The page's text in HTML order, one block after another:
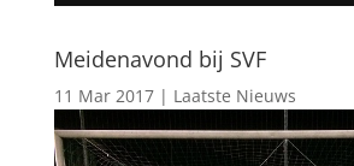
Meidenavond bij SVF
11 Mar 2017| Laatste Nieuws